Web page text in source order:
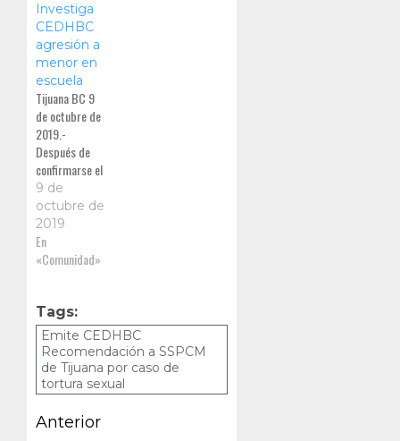
Investiga
CEDHBC
agresión a
menor en
escuela
Tijuana BC 9
de octubre de
2019.-
Después de
confirmarse el
abuso sexual a
un menor de
seis años en la
escuela
primaria
Comisión
Estatal de los
Derechos
Humanos
(CEDHBC)
expediente
9 de
octubre de
2019
En
«Comunidad»
Tags:
Emite CEDHBC
Recomendación a SSPCM
de Tijuana por caso de
tortura sexual
Navegación
Anterior